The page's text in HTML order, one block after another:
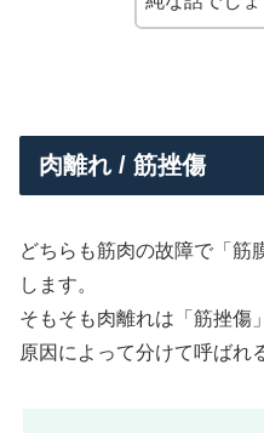
肉離れ / 筋挫傷
どちらも筋肉の故障で「筋
します。
そもそも肉離れは「筋挫傷
原因によって分けて呼ばれ